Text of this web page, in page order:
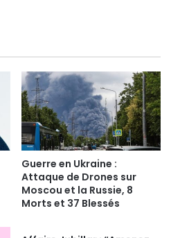
Guerre en Ukraine :
Attaque de Drones sur
Moscou et la Russie, 8
Morts et 37 Blessés